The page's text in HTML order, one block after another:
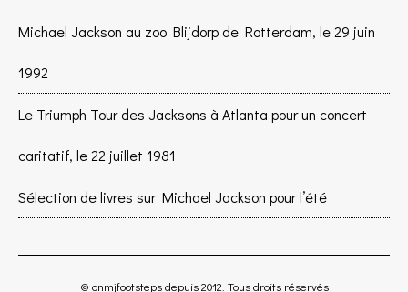
Michael Jackson au zoo Blijdorp de Rotterdam, le 29 juin
1992
Le Triumph Tour des Jacksons à Atlanta pour un concert
caritatif, le 22 juillet 1981
Sélection de livres sur Michael Jackson pour l’été
© onmjfootsteps depuis 2012. Tous droits réservés